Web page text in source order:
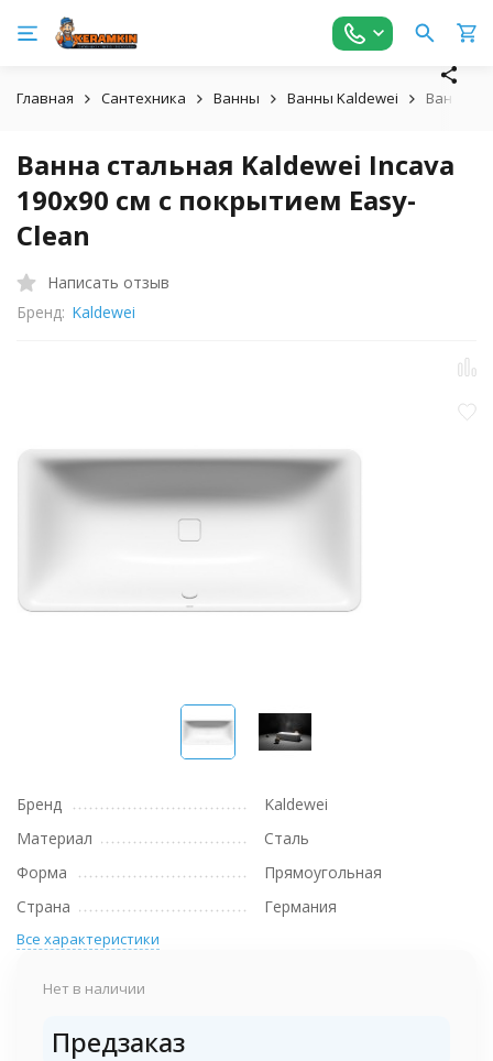
Главная Сантехника Ванны Ванны Kaldewei Ванна
Ванна стальная Kaldewei Incava
190х90 см с покрытием Easy-
Clean
Написать отзыв
Бренд: Kaldewei
Бренд
Kaldewei
Материал
Сталь
Форма
Прямоугольная
Страна
Германия
Все характеристики
Нет в наличии
Предзаказ